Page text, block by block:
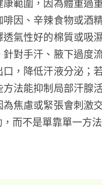
範圍，因為體重過
因、辛辣食物或酒
氣性好的棉質或吸
對手汗、腋下過度
，降低汗液分泌；
法能抑制局部汗腺
焦慮或緊張會刺激
而不是單靠單一方